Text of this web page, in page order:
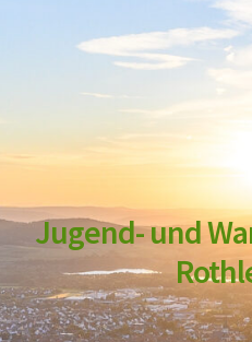
Jugend- und